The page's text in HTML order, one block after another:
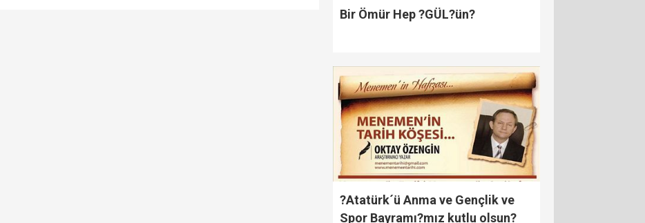
Bir Ömür Hep ?GÜL?ün?
?Atatürk´ü Anma ve Gençlik ve
Spor Bayramı?mız kutlu olsun?